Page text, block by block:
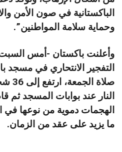
الباكستانية في صون الأمن
وحماية سلامة المواطنين”.
وأعلنت باكستان -أمس
التفجير الانتحاري في مسجد
النار عند بوابات المسجد ثم
الهجمات دموية ‌من نوعها في
ما يزيد على عقد من الزمان.